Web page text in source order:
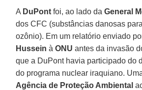
A DuPontfoi, ao lado daGeneral
dos CFC (substâncias danosas
ozônio). Em um relatório enviado
Hussein àONUantes da invasão
que a DuPont havia participado do
do programa nuclear iraquiano.
Agência de Proteção Ambiental